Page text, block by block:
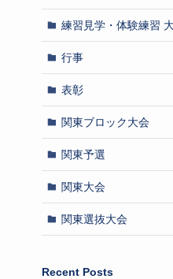
練習見学・体験練習
行事
表彰
関東ブロック大会
関東予選
関東大会
関東選抜大会
Recent Posts